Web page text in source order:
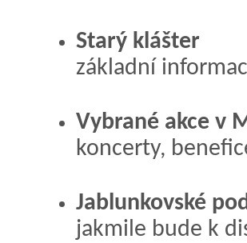
Starý klášter
základní
Vybrané akce v
koncerty,
Jablunkovské
jakmile bude k